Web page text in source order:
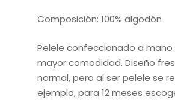
era:
23,90€.
es:
Composición: 100% algodón
Pelele confeccionado a
mayor comodidad. Diseño
normal, pero al ser pelele se
ejemplo, para 12 meses